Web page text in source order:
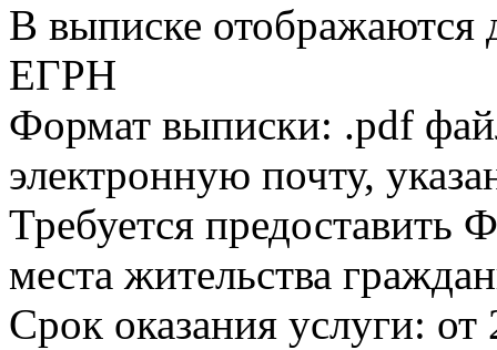
В выписке
ЕГРН
Формат выписки: .pdf
электронную почту,
Требуется
места жительства
Срок оказания услуги: от